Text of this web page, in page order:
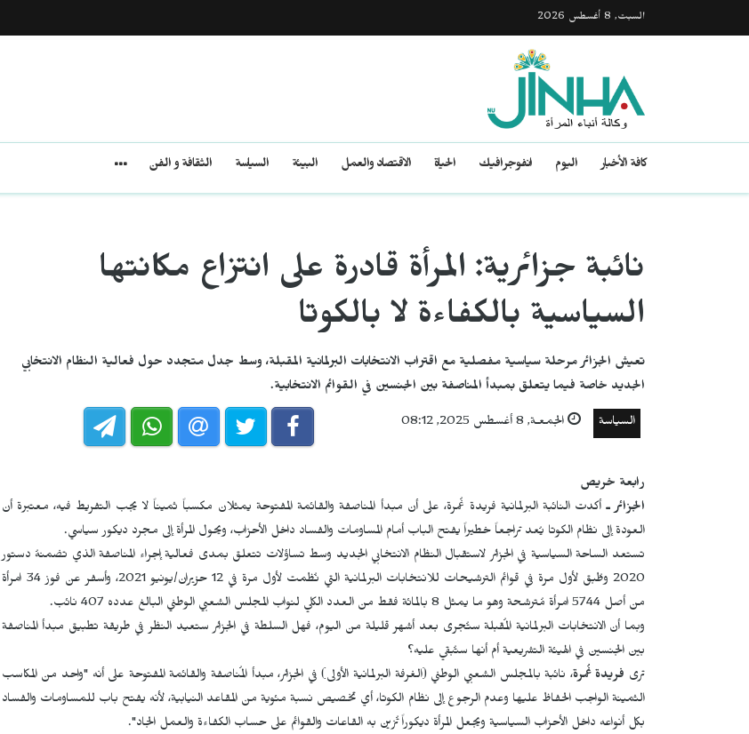
السبت, 8 أغسطس 2026
كافة الأخبار اليوم انفوجرافيك الحياة الاقتصاد والعمل البيئة السياسة الثقافة و الفن
نائبة جزائرية: المرأة قادرة على انتزاع مكانتها
السياسية بالكفاءة لا بالكوتا
تعيش الجزائر مرحلة سياسية مفصلية مع اقتراب الانتخابات البرلمانية المقبلة، وسط جدل متجدد حول فعالية النظام الانتخابي
الجديد خاصة فيما يتعلق بمبدأ المناصفة بين الجنسين في القوائم الانتخابية.
السياسة الجمعـة, 8 أغسطس 2025, 08:12
رابعة خريص
الجزائر ـ أكدت النائبة البرلمانية فريدة غُمرة، على أن مبدأ المناصفة والقائمة المفتوحة يمثلان مكسباً ثميناً لا يجب التفريط فيه، معتبرة أن
العودة إلى نظام الكوتا يُعد تراجعاً خطيراً يفتح الباب أمام المساومات والفساد داخل الأحزاب، ويحول المرأة إلى مجرد ديكور سياسي.
تستعد الساحة السياسية في الجزائر لاستقبال النظام الانتخابي الجديد وسط تساؤلات تتعلق بمدى فعالية إجراء المناصفة الذي تضمنهُ دستور
2020 وطُبق لأول مرة في قوائم الترشيحات للانتخابات البرلمانية التي نُظمت لأول مرة في 12 حزيران/يونيو 2021، وأسفر عن فوز 34 امرأة
من أصل 5744 امرأة مُترشحة وهو ما يمثل 8 بالمائة فقط من العدد الكلي لنواب المجلس الشعبي الوطني البالغ عدده 407 نائب.
وبما أن الانتخابات البرلمانية المُقبلة ستُجرى بعد أشهر قليلة من اليوم، فهل السلطة في الجزائر ستعيد النظر في طريقة تطبيق مبدأ المناصفة
بين الجنسين في الهيئة التشريعية أم أنها ستُبقي عليه؟
ترى فريدة غُمرة، نائبة بالمجلس الشعبي الوطني (الغرفة البرلمانية الأولى) في الجزائر، مبدأ المُناصفة والقائمة المفتوحة على أنه "واحد من المكاسب
الثمينة الواجب الحفاظ عليها وعدم الرجوع إلى نظام الكوتا، أي تخصيص نسبة مئوية من المقاعد النيابية، لأنه يفتح باب للمساومات والفساد
بكل أنواعه داخل الأحزاب السياسية ويجعل المرأة ديكوراً تُزين به القاعات والقوائم على حساب الكفاءة والعمل الجاد".